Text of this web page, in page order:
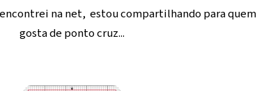
na net, estou compartilhando para quem
gosta de ponto cruz...